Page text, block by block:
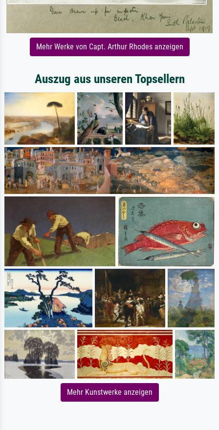
Mehr Werke von Capt. Arthur Rhodes anzeigen
Auszug aus unseren Topsellern
Mehr Kunstwerke anzeigen